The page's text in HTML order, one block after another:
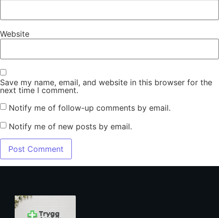
Website
Save my name, email, and website in this browser for the
next time I comment.
Notify me of follow-up comments by email.
Notify me of new posts by email.